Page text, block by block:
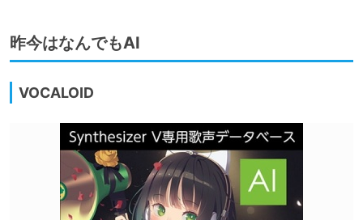
昨今はなんでもAI
VOCALOID